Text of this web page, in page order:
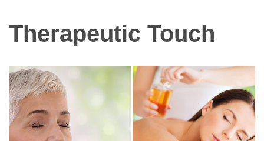
Therapeutic Touch